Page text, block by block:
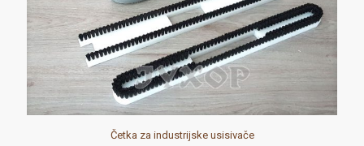
Četka za industrijske usisivače